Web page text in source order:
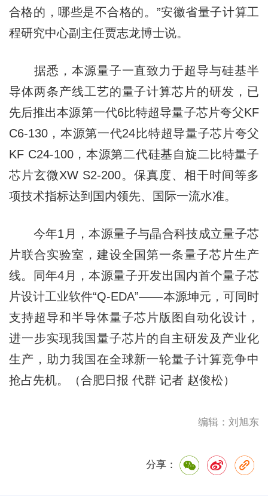
合格的，哪些是不合格的。”安徽省量子计算工
程研究中心副主任贾志龙博士说。
据悉，本源量子一直致力于超导与硅基半
导体两条产线工艺的量子计算芯片的研发，已
先后推出本源第一代6比特超导量子芯片夸父KF
C6-130，本源第一代24比特超导量子芯片夸父
KF C24-100，本源第二代硅基自旋二比特量子
芯片玄微XW S2-200。保真度、相干时间等多
项技术指标达到国内领先、国际一流水准。
今年1月，本源量子与晶合科技成立量子芯
片联合实验室，建设全国第一条量子芯片生产
线。同年4月，本源量子开发出国内首个量子芯
片设计工业软件“Q-EDA”——本源坤元，可同时
支持超导和半导体量子芯片版图自动化设计，
进一步实现我国量子芯片的自主研发及产业化
生产，助力我国在全球新一轮量子计算竞争中
抢占先机。（合肥日报 代群 记者 赵俊松）
编辑：刘旭东
分享：